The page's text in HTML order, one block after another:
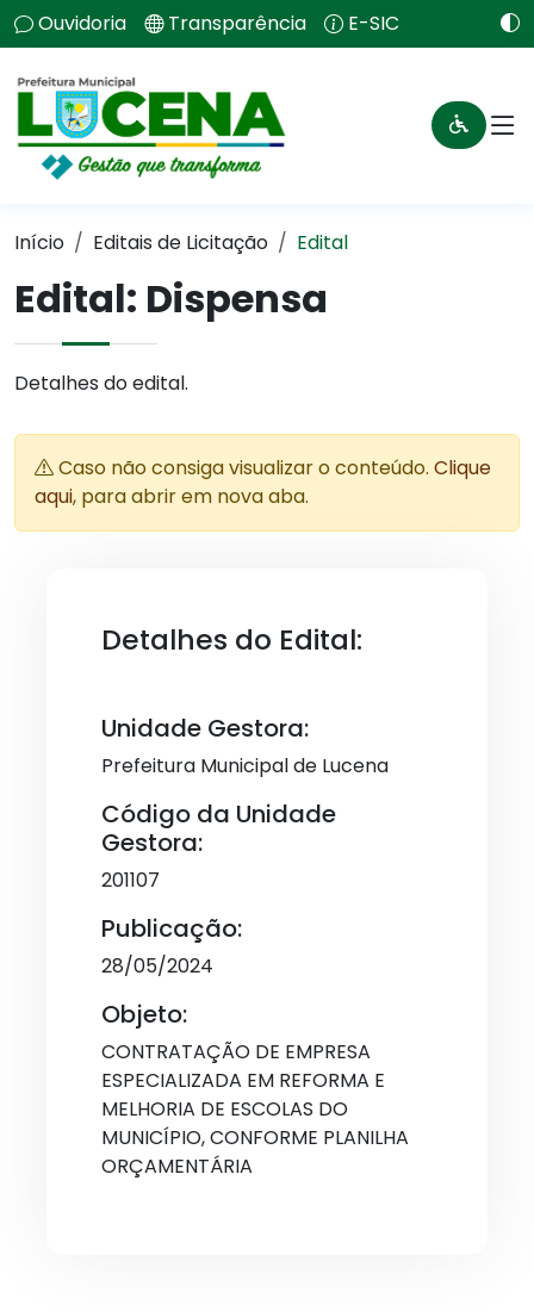
Ouvidoria Transparência E-SIC
Início Editais de Licitação Edital
Edital: Dispensa
Detalhes do edital.
Caso não consiga visualizar o conteúdo. Clique
aqui, para abrir em nova aba.
Detalhes do Edital:
Unidade Gestora:
Prefeitura Municipal de Lucena
Código da Unidade
Gestora:
201107
Publicação:
28/05/2024
Objeto:
CONTRATAÇÃO DE EMPRESA
ESPECIALIZADA EM REFORMA E
MELHORIA DE ESCOLAS DO
MUNICÍPIO, CONFORME PLANILHA
ORÇAMENTÁRIA